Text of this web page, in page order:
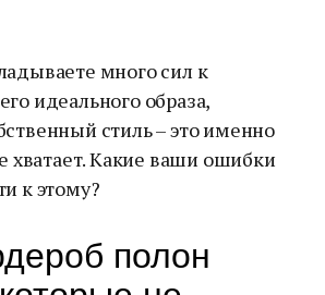
много сил к
идеального образа,
стиль – это именно
хватает. Какие ваши ошибки
к этому?
полон